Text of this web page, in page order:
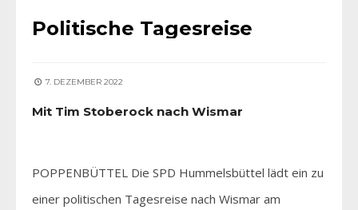
Politische Tagesreise
7. DEZEMBER 2022
Mit Tim Stoberock nach Wismar
POPPENBÜTTEL Die SPD Hummelsbüttel lädt ein zu
einer politischen Tagesreise nach Wismar am